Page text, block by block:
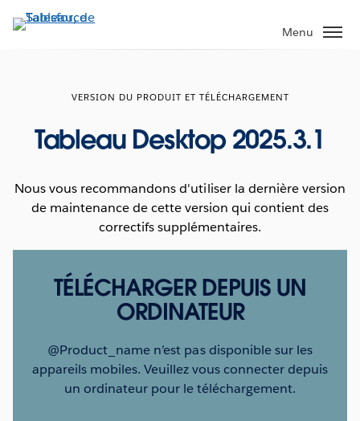
Aller
au
Menu
VERSION DU PRODUIT ET TÉLÉCHARGEMENT
Tableau Desktop 2025.3.1
Nous vous recommandons d'utiliser la dernière version
de maintenance de cette version qui contient des
correctifs supplémentaires.
TÉLÉCHARGER DEPUIS UN
ORDINATEUR
@Product_name n’est pas disponible sur les
appareils mobiles. Veuillez vous connecter depuis
un ordinateur pour le téléchargement.